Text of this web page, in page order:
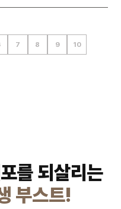
이 자연스럽고 얄쌍하게
름도 덜 보이는
감동 중이에요볼살, 탄력,
굴 라인들 얄쌍해진다고
반?정도 됐을 때부터는
다 채워서 유지되면
나타나서속으로 오예를
하며 2개월 동안 자극주지
무 잘나온 것 같아요ㅠㅠ
완전뽀송이엥요ㅎㅎ사실..
7 8 9 10
를 되살리는
부스트!